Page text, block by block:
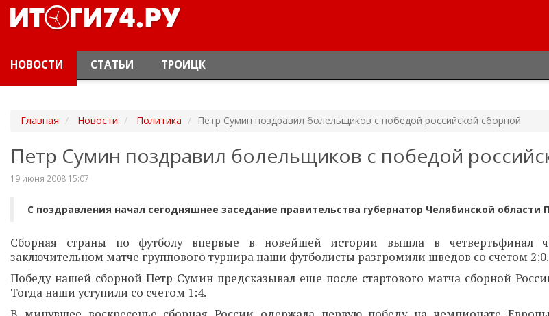
НОВОСТИ СТАТЬИ ТРОИЦК
Главная Новости Политика Петр Сумин поздравил болельщиков с победой российской сборной
Петр Сумин поздравил болельщиков с победой
19 июня 2008 15:07
С поздравления начал сегодняшнее заседание правительства губернатор Челябинской области
Сборная страны по футболу впервые в новейшей истории вышла в четвертьфинал
заключительном матче группового турнира наши футболисты разгромили шведов со счетом 2:0.
Победу нашей сборной Петр Сумин предсказывал еще после стартового матча сборной
Тогда наши уступили со счетом 1:4.